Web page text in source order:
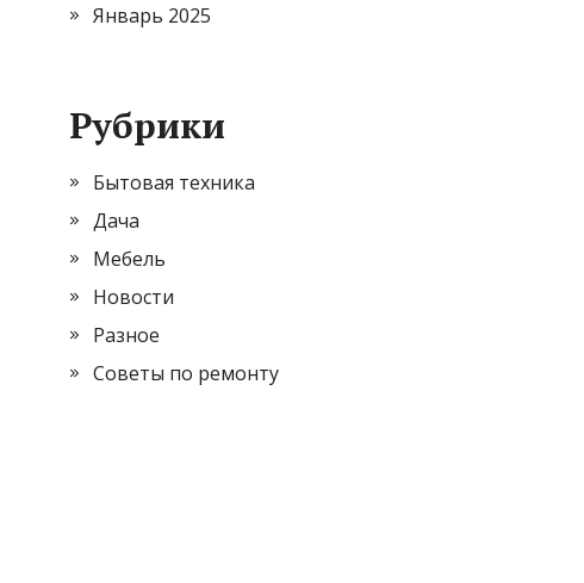
Январь 2025
Рубрики
Бытовая техника
Дача
Мебель
Новости
Разное
Советы по ремонту